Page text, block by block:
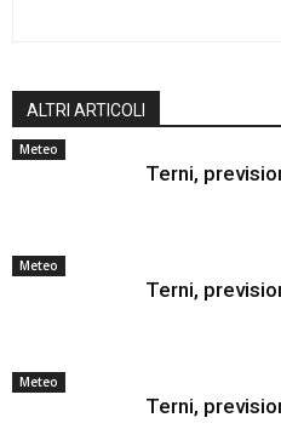
ALTRI ARTICOLI
Meteo
Terni,
Meteo
Terni,
Meteo
Terni,